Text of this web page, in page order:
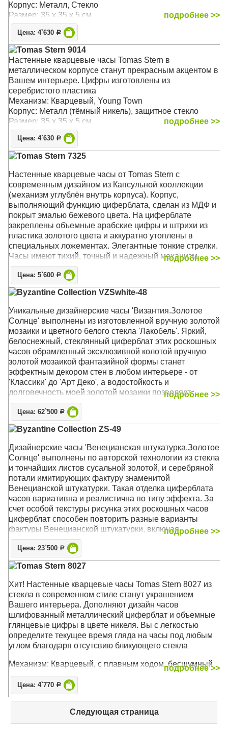
Корпус: Металл, Стекло
Размер: 35 х 35 х 5 см
подробнее >>
Цена: 4`630 Р
Tomas Stern 9014
Настенные кварцевые часы Tomas Stern в
металлическом корпусе станут прекрасным акцентом в
Вашем интерьере. Цифры изготовлены из
серебристого пластика
Механизм: Кварцевый, Young Town
Корпус: Металл (тёмный никель), защитное стекло
Размер: 35 х 35 х 5 см
подробнее >>
Цена: 4`630 Р
Tomas Stern 7325
Настенные кварцевые часы от Tomas Stern с
современным дизайном из Капсульной кооллекции
(механизм углублён внутрь корпуса). Корпус,
выполняющий функцию циферблата, сделан из МДФ и
покрыт эмалью бежевого цвета. На циферблате
закреплены объемные арабские цифры и штрихи из
пластика золотого цвета и аккуратно утоплены в
специальных ложементах. Элегантные тонкие стрелки.
Часы имеют тихий, точный и надежный механизм
Young Town 12888 c дискретным ходом. Благодаря
своему лаконичному облику часы могут быть уместны
и на кухне, и в спальне, и в гостиной современного
стиля
Механизм: Кварцевый тихий
Корпус: МДФ
Размер: 34 х 34 х 4 см
подробнее >>
Цена: 5`600 Р
Byzantine Collection VZSwhite-48
Уникальные дизайнерские часы 'Византия.Золотое
Солнце' выполнены из изготовленной вручную золотой
мозаики и цветного белого стекла 'Лакобель'. Яркий,
белоснежный, стеклянный циферблат этих роскошных
часов обрамленный эксклюзивной колотой вручную
золотой мозаикой фантазийной формы станет
эффектным декором стен в любом интерьере - от
'Классики' до 'Арт Деко', а водостойкость и
долговечность моей золотой мозаики позволяет
украсить данными часами и ваши ванные комнаты
Механизм: Кварцевый, плавного хода (ETA, Чехия)
Корпус: Стекло, Золото, стекло Лакобель
подробнее >>
Цена: 62`500 Р
Byzantine Collection ZS-49
Дизайнерские часы 'Венецианская штукатурка.Золотое
Солнце' выполнены по авторской технологии из стекла
и тончайших листов сусальной золотой, и серебряной
потали имитирующих фактуру знаменитой
Венецианской штукатурки. Такая отделка циферблата
часов вариативна и реалистична по типу эффекта. За
счет особой текстуры рисунка этих роскошных часов
циферблат способен повторить разные варианты
фактуры Венецианской штукатурки, включая
потертости, сколы, выбоины. Такой декор является
ярким акцентом помещения и станет эффектным
декором стен в любом интерьере - от 'Классики' до 'Арт
Деко'. А в водостойком исполнении позволяет украсить
данными часами и ваши ванные комнаты
Механизм: Кварцевый, плавного хода (ETA, Чехия)
Корпус: Стекло, Золото
Размер: 49 х 49 х 4,5 см
подробнее >>
Цена: 23`500 Р
Tomas Stern 8027
Хит! Настенные кварцевые часы Tomas Stern 8027 из
стекла в современном стиле станут украшением
Вашего интерьера. Дополняют дизайн часов
шлифованный металлический циферблат и объемные
глянцевые цифры в цвете никеля. Вы с легкостью
определите текущее время гляда на часы под любым
углом благодаря отсутсвию бликующего стекла
Механизм: Кварцевый, с плавным ходом, бесшумный
Корпус: Стекло, шлифованный металл
Размер: 35 х 35 см
подробнее >>
Цена: 4`770 Р
Следующая страница